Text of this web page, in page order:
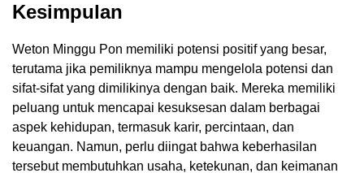
Kesimpulan
Weton Minggu Pon memiliki potensi positif yang besar,
terutama jika pemiliknya mampu mengelola potensi dan
sifat-sifat yang dimilikinya dengan baik. Mereka memiliki
peluang untuk mencapai kesuksesan dalam berbagai
aspek kehidupan, termasuk karir, percintaan, dan
keuangan. Namun, perlu diingat bahwa keberhasilan
tersebut membutuhkan usaha, ketekunan, dan keimanan